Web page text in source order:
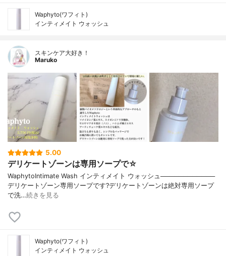
Waphyto(ワフィト)
インティメイト ウォッシュ
スキンケア大好き！
Maruko
5.00
デリケートゾーンは専用ソープで☆
WaphytoIntimate Wash インティメイト ウォッシュ────────────
デリケートゾーン専用ソープです?デリケートゾーンは絶対専用ソープ
で洗…続きを見る
Waphyto(ワフィト)
インティメイト ウォッシュ